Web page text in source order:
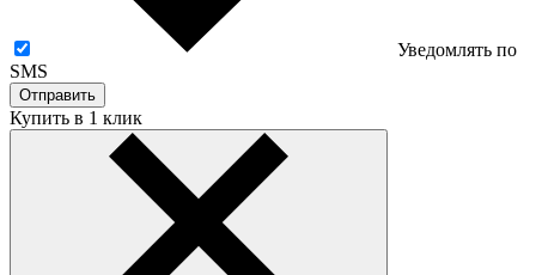
Уведомлять по
SMS
Отправить
Купить в 1 клик